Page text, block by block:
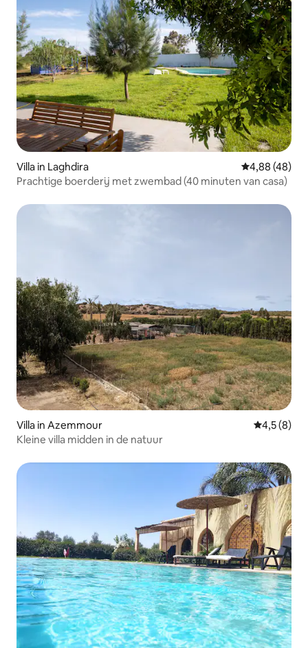
Villa in Laghdira Gemiddelde
4,88 (48)
Prachtige boerderij met zwembad (40 minuten van casa)
Villa in Azemmour
4,5 (8)
Kleine villa midden in de natuur